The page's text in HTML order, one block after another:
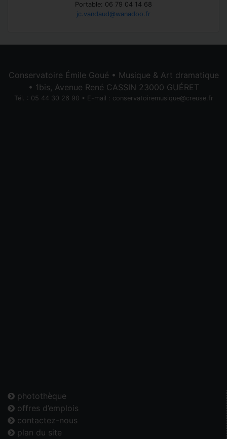
Portable: 06 79 04 14 68
jc.vandaud@wanadoo.fr
Conservatoire Émile Goué • Musique & Art dramatique
• 1bis, Avenue René CASSIN 23000 GUÉRET
Tél. : 05 44 30 26 90 • E-mail : conservatoiremusique@creuse.fr
photothèque
offres d’emplois
contactez-nous
plan du site